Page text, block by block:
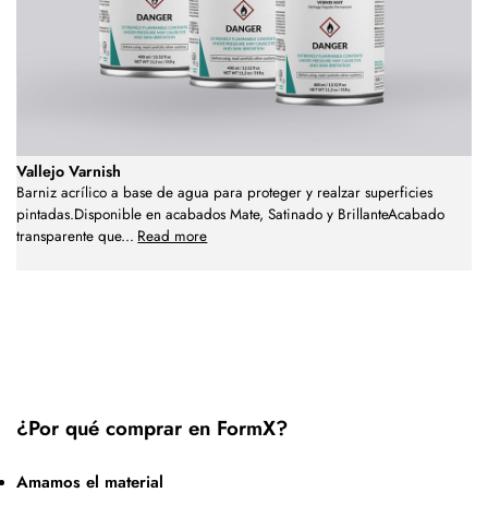
Vallejo Varnish
Barniz acrílico a base de agua para proteger y realzar superficies
pintadas.Disponible en acabados Mate, Satinado y BrillanteAcabado
transparente que... Read more
¿Por qué comprar en FormX?
Amamos el material